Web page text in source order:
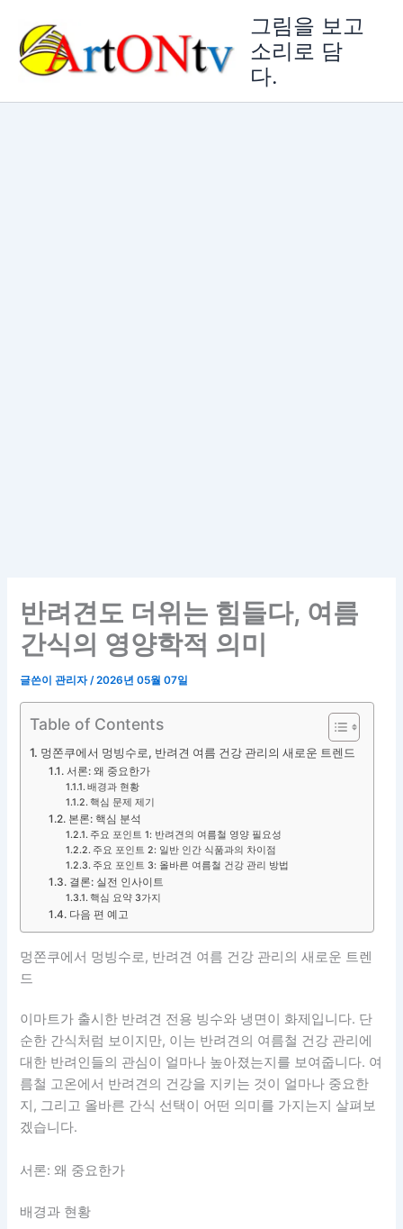
그림을 보고
소리로 담
다.
반려견도 더위는 힘들다, 여름
간식의 영양학적 의미
글쓴이관리자/2026년 05월 07일
Table of Contents
멍쫀쿠에서 멍빙수로, 반려견 여름 건강 관리의 새로운 트렌드
서론: 왜 중요한가
배경과 현황
핵심 문제 제기
본론: 핵심 분석
주요 포인트 1: 반려견의 여름철 영양 필요성
주요 포인트 2: 일반 인간 식품과의 차이점
주요 포인트 3: 올바른 여름철 건강 관리 방법
결론: 실전 인사이트
핵심 요약 3가지
다음 편 예고
멍쫀쿠에서 멍빙수로, 반려견 여름 건강 관리의 새로운 트렌
드
이마트가 출시한 반려견 전용 빙수와 냉면이 화제입니다. 단
순한 간식처럼 보이지만, 이는 반려견의 여름철 건강 관리에
대한 반려인들의 관심이 얼마나 높아졌는지를 보여줍니다. 여
름철 고온에서 반려견의 건강을 지키는 것이 얼마나 중요한
지, 그리고 올바른 간식 선택이 어떤 의미를 가지는지 살펴보
겠습니다.
서론: 왜 중요한가
배경과 현황